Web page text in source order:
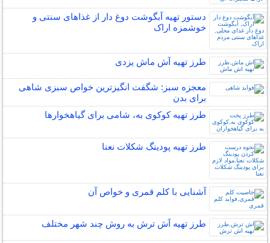
دستور تهیه آبگوشت دوغ دار از غذاهای سنتی و
خوشمزه اراک
طرز تهیه آش ماش یزدی
معجزه سبز: شگفت انگیزترین خواص سبزی شاهی
برای بدن
طرز تهیه کوکوی به، شامی برای گیاهخوارها
طرز تهیه پودینگ شکلات نعنا
آشنایی با کلم قمری و خواص آن
طرز تهیه آش ترش به روش چند شهر مختلف